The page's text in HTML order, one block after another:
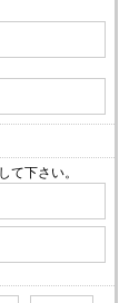
て下さい。